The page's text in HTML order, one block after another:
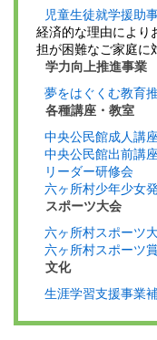
児童生徒就学援助
経済的な理由により
担が困難なご家庭に
学力向上推進事業
夢をはぐくむ教育
各種講座・教室
中央公民館成人講
中央公民館出前講
リーダー研修会
六ヶ所村少年少女
スポーツ大会
六ヶ所村スポーツ
六ヶ所村スポーツ
文化
生涯学習支援事業